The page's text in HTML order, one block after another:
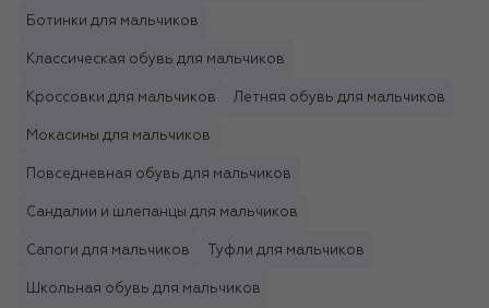
Ботинки для мальчиков
Классическая обувь для мальчиков
Кроссовки для мальчиков Летняя обувь для мальчиков
Мокасины для мальчиков
Повседневная обувь для мальчиков
Сандалии и шлепанцы для мальчиков
Сапоги для мальчиков Туфли для мальчиков
Школьная обувь для мальчиков